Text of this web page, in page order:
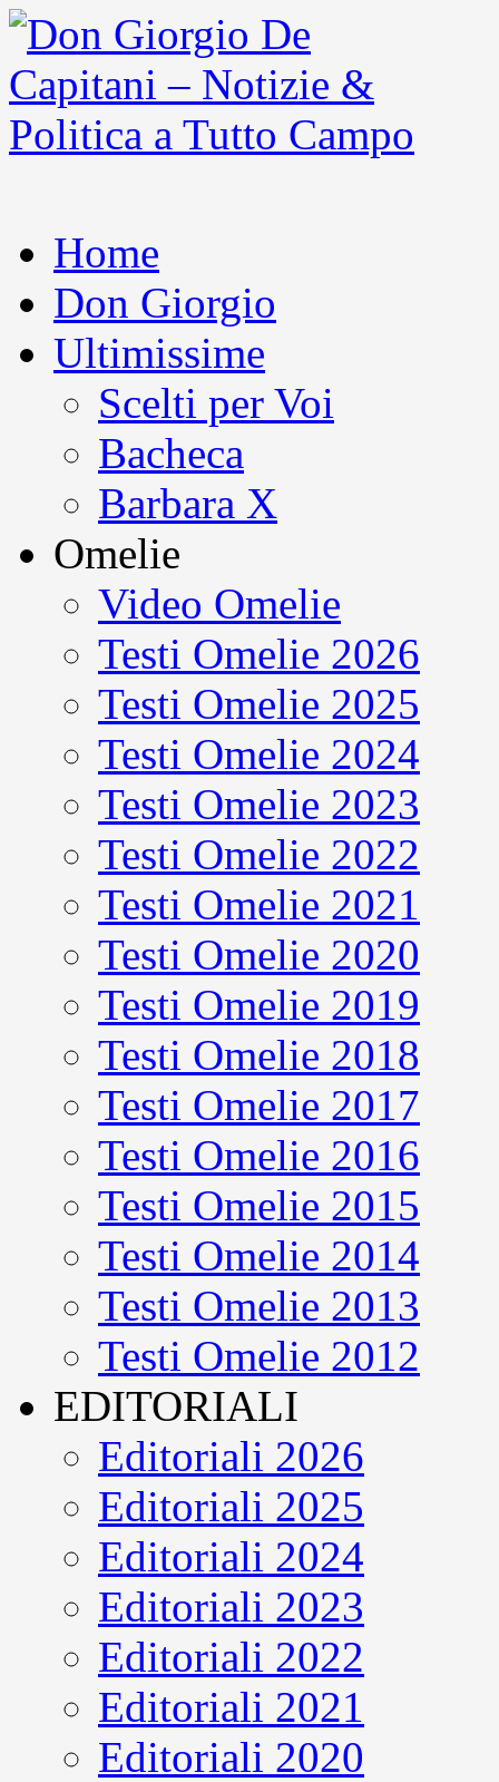
Home
Don Giorgio
Ultimissime
Scelti per Voi
Bacheca
Barbara X
Omelie
Video Omelie
Testi Omelie 2026
Testi Omelie 2025
Testi Omelie 2024
Testi Omelie 2023
Testi Omelie 2022
Testi Omelie 2021
Testi Omelie 2020
Testi Omelie 2019
Testi Omelie 2018
Testi Omelie 2017
Testi Omelie 2016
Testi Omelie 2015
Testi Omelie 2014
Testi Omelie 2013
Testi Omelie 2012
EDITORIALI
Editoriali 2026
Editoriali 2025
Editoriali 2024
Editoriali 2023
Editoriali 2022
Editoriali 2021
Editoriali 2020